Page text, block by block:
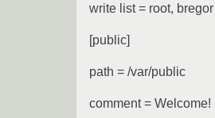
write list = root, bregor
[public]
path = /var/public
comment = Welcome!